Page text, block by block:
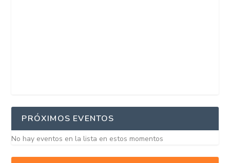
PRÓXIMOS EVENTOS
No hay eventos en la lista en estos momentos